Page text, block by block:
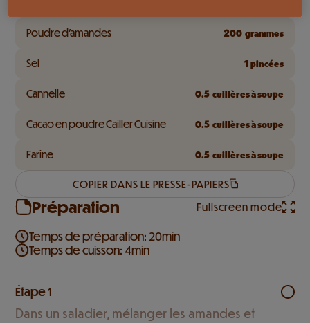
Poudre d'amandes 200 grammes
Sel 1 pincées
Cannelle 0.5 cuillères à soupe
Cacao en poudre Cailler Cuisine 0.5 cuillères à soupe
Farine 0.5 cuillères à soupe
COPIER DANS LE PRESSE-PAPIERS
Préparation Fullscreen mode
Temps de préparation: 20min
Temps de cuisson: 4min
Étape 1
Dans un saladier, mélanger les amandes et